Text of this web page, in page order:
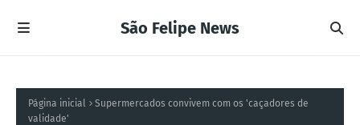
São Felipe News
Página inicial
Supermercados convivem com os 'caçadores de
validade'